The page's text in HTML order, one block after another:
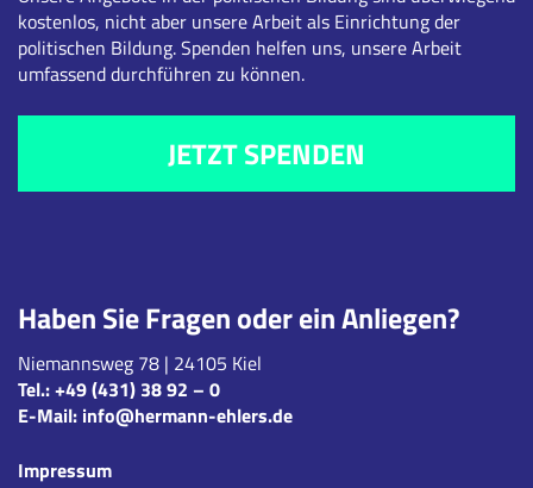
Haben Sie Fragen oder ein Anliegen?
Niemannsweg 78 | 24105 Kiel
Tel.:+49 (431) 38 92 – 0
E-Mail: info@hermann-ehlers.de
Impressum
kostenlos, nicht aber unsere Arbeit als Einrichtung der
politischen Bildung. Spenden helfen uns, unsere Arbeit
umfassend durchführen zu können.
JETZT SPENDEN